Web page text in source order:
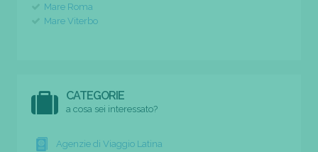
Mare Roma
Mare Viterbo
CATEGORIE
a cosa sei interessato?
Agenzie di Viaggio Latina